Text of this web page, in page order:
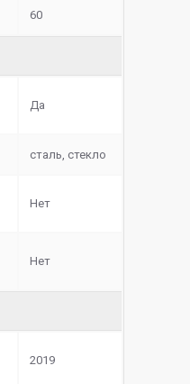
60
Да
сталь, стекло
Нет
Нет
2019